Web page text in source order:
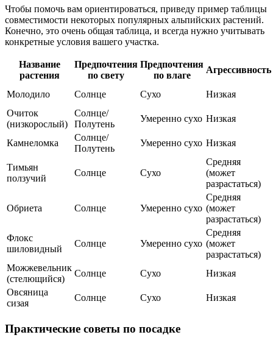
Чтобы помочь вам ориентироваться, приведу пример таблицы
совместимости некоторых популярных альпийских растений.
Конечно, это очень общая таблица, и всегда нужно учитывать
конкретные условия вашего участка.
Название
растения
Предпочтения
по свету
Предпочтения
по влаге
Агрессивность
Молодило Солнце Сухо
Низкая
Очиток
(низкорослый)
Солнце/
Полутень
Умеренно сухо Низкая
Камнеломка
Солнце/
Полутень
Умеренно сухо Низкая
Тимьян
ползучий
Солнце Сухо
Средняя
(может
разрастаться)
Обриета Солнце Умеренно сухо
Средняя
(может
разрастаться)
Флокс
шиловидный
Солнце Умеренно сухо
Средняя
(может
разрастаться)
Можжевельник
(стелющийся)
Солнце Сухо
Низкая
Овсяница
сизая
Солнце Сухо Низкая
Практические советы по посадке